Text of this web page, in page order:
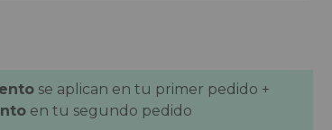
se aplican en tu primer pedido +
en tu segundo pedido